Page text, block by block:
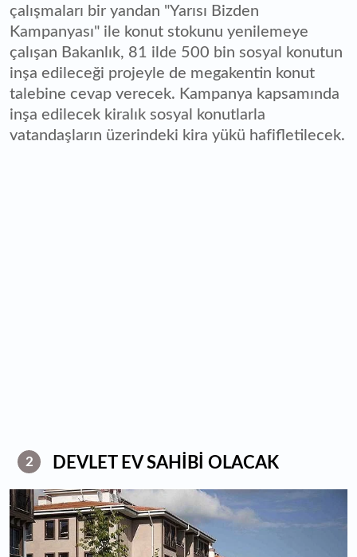
çalışmaları bir yandan "Yarısı Bizden
Kampanyası" ile konut stokunu yenilemeye
çalışan Bakanlık, 81 ilde 500 bin sosyal konutun
inşa edileceği projeyle de megakentin konut
talebine cevap verecek. Kampanya kapsamında
inşa edilecek kiralık sosyal konutlarla
vatandaşların üzerindeki kira yükü hafifletilecek.
2 DEVLET EV SAHİBİ OLACAK